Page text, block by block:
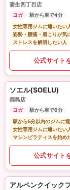
蒲生四丁目店
ヨガ
駅から車で4分
女性専用ジムに通いたい
姿勢・腰痛・肩こりが気
ストレスを解消したい人
公式サイト
ソエル(SOELU)
都島店
ヨガ
駅から車で6分
駅から5分以内のジムに
女性専用ジムに通いたい
マシンピラティスを始め
公式サイト
アルペンクイック